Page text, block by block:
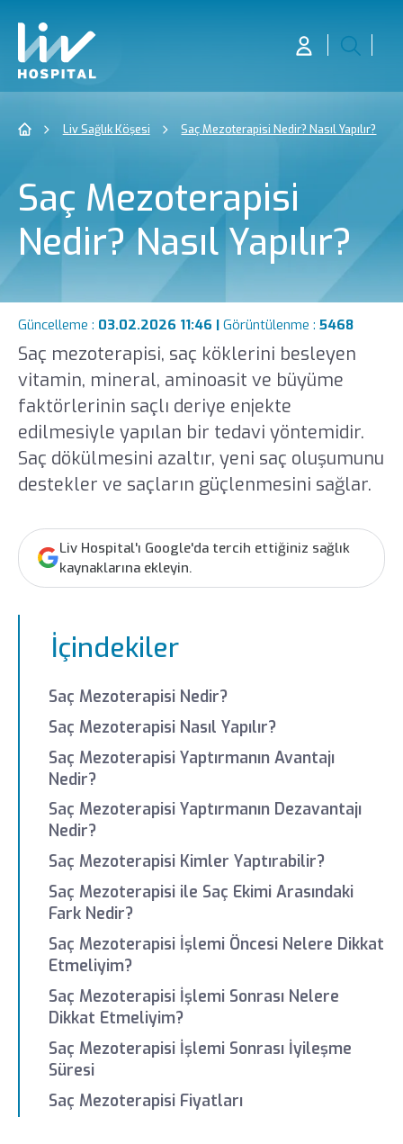
Liv Sağlık Köşesi Saç Mezoterapisi Nedir? Nasıl Yapılır?
Saç Mezoterapisi
Nedir? Nasıl Yapılır?
Güncelleme : 03.02.2026 11:46 | Görüntülenme : 5468
Saç mezoterapisi, saç köklerini besleyen
vitamin, mineral, aminoasit ve büyüme
faktörlerinin saçlı deriye enjekte
edilmesiyle yapılan bir tedavi yöntemidir.
Saç dökülmesini azaltır, yeni saç oluşumunu
destekler ve saçların güçlenmesini sağlar.
Liv Hospital'ı Google'da tercih ettiğiniz sağlık
kaynaklarına ekleyin.
İçindekiler
Saç Mezoterapisi Nedir?
Saç Mezoterapisi Nasıl Yapılır?
Saç Mezoterapisi Yaptırmanın Avantajı
Nedir?
Saç Mezoterapisi Yaptırmanın Dezavantajı
Nedir?
Saç Mezoterapisi Kimler Yaptırabilir?
Saç Mezoterapisi ile Saç Ekimi Arasındaki
Fark Nedir?
Saç Mezoterapisi İşlemi Öncesi Nelere Dikkat
Etmeliyim?
Saç Mezoterapisi İşlemi Sonrası Nelere
Dikkat Etmeliyim?
Saç Mezoterapisi İşlemi Sonrası İyileşme
Süresi
Saç Mezoterapisi Fiyatları